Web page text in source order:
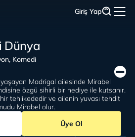
Giriş Yap
Komedi
Dünya
Madrigal ailesinde Mirabel
özgü sihirli bir hediye ile kutsanır.
tehlikededir ve ailenin yuvası tehdit
Mirabel olur.
Üye Ol